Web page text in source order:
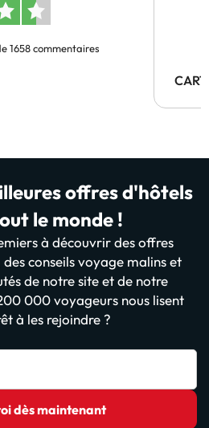
1658 commentaires
offres d'hôtels
le monde !
à découvrir des offres
conseils voyage malins et
de notre site et de notre
000 voyageurs nous lisent
à les rejoindre ?
dès maintenant